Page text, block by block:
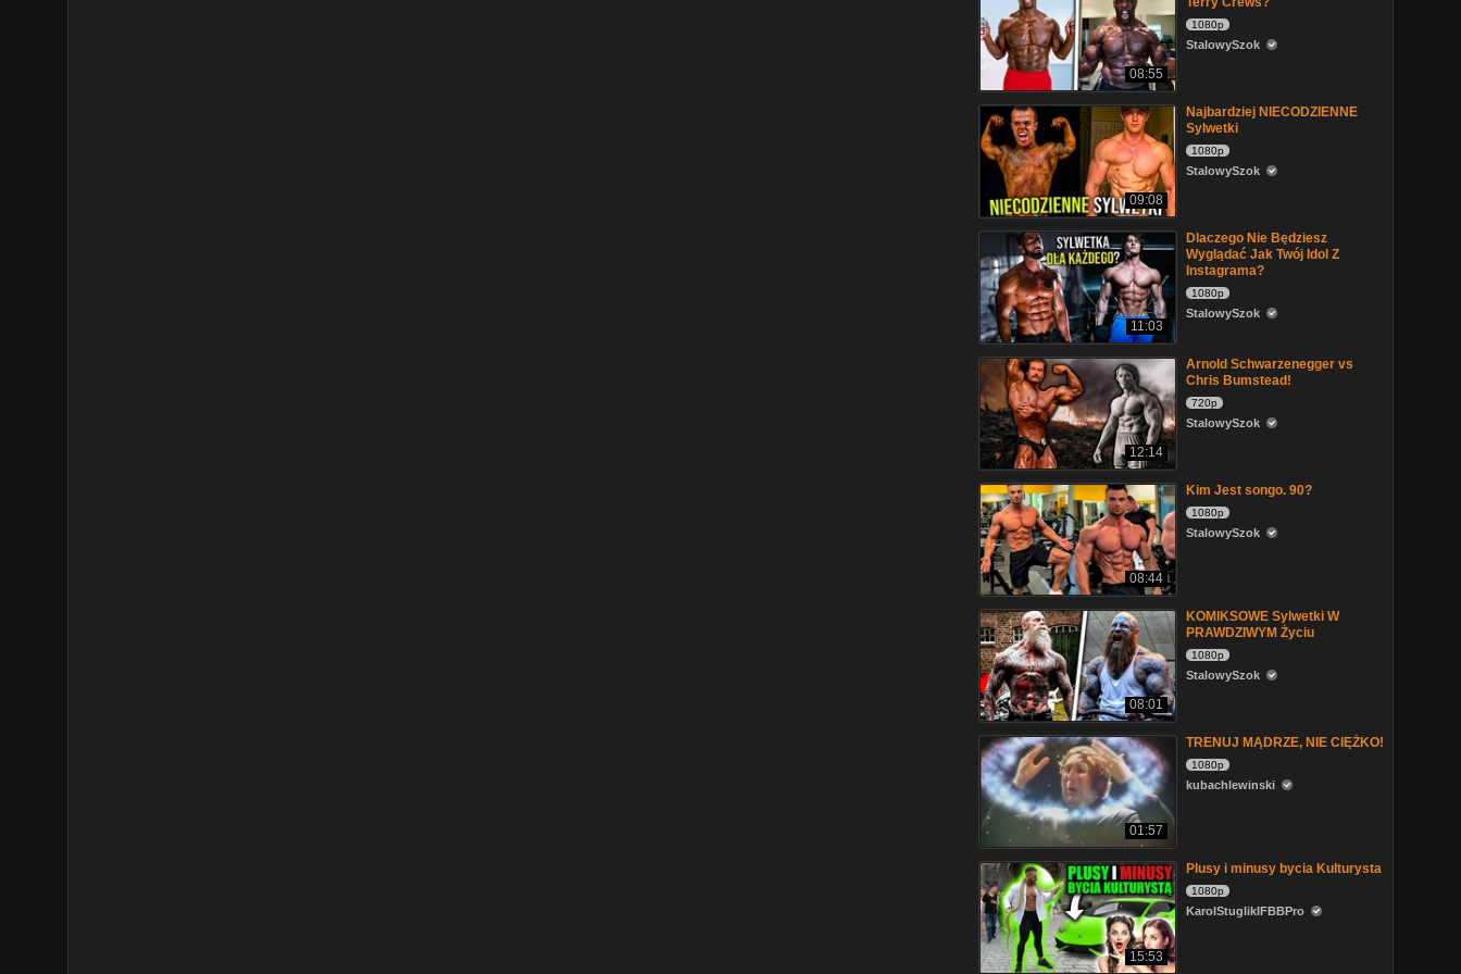
08:55
1080p
StalowySzok
09:08
Najbardziej NIECODZIENNE
Sylwetki
1080p
StalowySzok
11:03
Dlaczego Nie Będziesz
Wyglądać Jak Twój Idol Z
Instagrama?
1080p
StalowySzok
12:14
Arnold Schwarzenegger vs
Chris Bumstead!
720p
StalowySzok
08:44
Kim Jest songo. 90?
1080p
StalowySzok
08:01
KOMIKSOWE Sylwetki W
PRAWDZIWYM Życiu
1080p
StalowySzok
01:57
TRENUJ MĄDRZE, NIE CIĘŻKO!
1080p
kubachlewinski
15:53
Plusy i minusy bycia Kulturysta
1080p
KarolStuglikIFBBPro